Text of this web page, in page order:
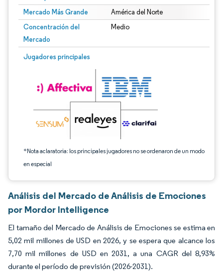
Mercado Más Grande América del Norte
Concentración del
Mercado
Medio
Jugadores principales
*Nota aclaratoria: los principales jugadores no se ordenaron de un modo
en especial
Imagen © Mordor Intelligence. El uso requiere atribución según CC BY 4.0.
Análisis del Mercado de Análisis de Emociones
por Mordor Intelligence
El tamaño del Mercado de Análisis de Emociones se estima en
5,02 mil millones de USD en 2026, y se espera que alcance los
7,70 mil millones de USD en 2031, a una CAGR del 8,93%
durante el período de previsión (2026-2031).